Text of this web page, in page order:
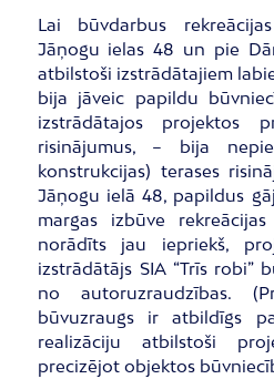
Lai būvdarbus
Jāņogu ielas 48 un pie
atbilstoši izstrādātajiem
bija jāveic papildu
izstrādātajos projektos
risinājumus, – bija
konstrukcijas) terases
Jāņogu ielā 48, papildus
margas izbūve
norādīts jau iepriekš,
izstrādātājs SIA “Trīs robi”
no autoruzraudzības.
būvuzraugs ir atbildīgs
realizāciju atbilstoši
precizējot objektos